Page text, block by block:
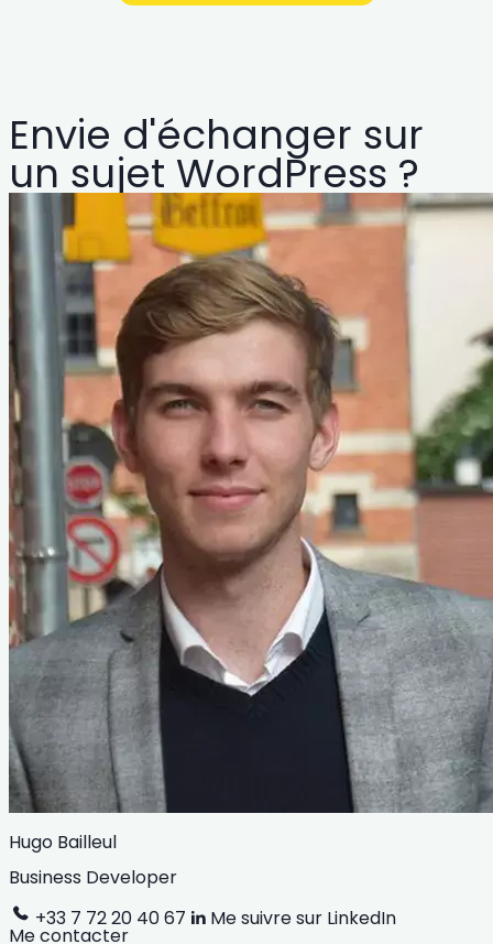
Envie d'échanger sur
un sujet WordPress ?
Hugo Bailleul
Business Developer
+33 7 72 20 40 67
Me suivre sur LinkedIn
Me contacter